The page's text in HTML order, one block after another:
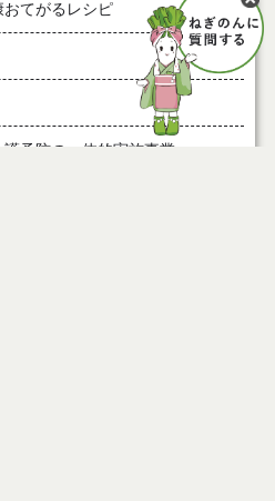
てがるレシピ
予防の一体的実施事業